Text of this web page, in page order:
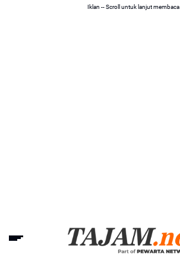
Iklan -- Scroll untuk lanjut membaca